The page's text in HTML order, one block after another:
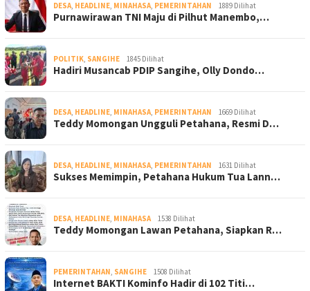
DESA, HEADLINE, MINAHASA, PEMERINTAHAN 1889 Dilihat
Purnawirawan TNI Maju di Pilhut Manembo,…
POLITIK, SANGIHE 1845 Dilihat
Hadiri Musancab PDIP Sangihe, Olly Dondo…
DESA, HEADLINE, MINAHASA, PEMERINTAHAN 1669 Dilihat
Teddy Momongan Ungguli Petahana, Resmi D…
DESA, HEADLINE, MINAHASA, PEMERINTAHAN 1631 Dilihat
Sukses Memimpin, Petahana Hukum Tua Lann…
DESA, HEADLINE, MINAHASA 1538 Dilihat
Teddy Momongan Lawan Petahana, Siapkan R…
PEMERINTAHAN, SANGIHE 1508 Dilihat
Internet BAKTI Kominfo Hadir di 102 Titi…